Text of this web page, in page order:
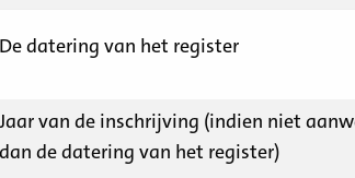
De datering van het register
Jaar van de inschrijving (indien niet
dan de datering van het register)